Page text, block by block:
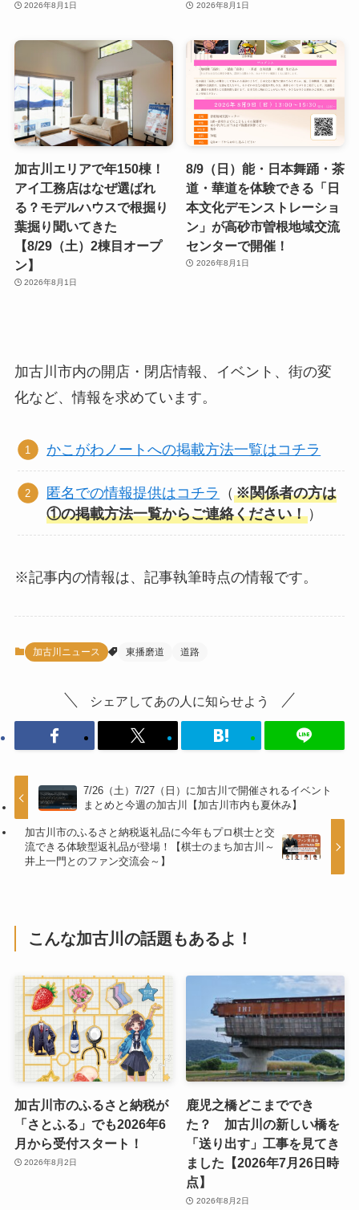
2026年8月1日 2026年8月1日
加古川エリアで年150棟！
アイ工務店はなぜ選ばれ
る？モデルハウスで根掘り
葉掘り聞いてきた
【8/29（土）2棟目オープ
ン】
2026年8月1日
8/9（日）能・日本舞踊・茶
道・華道を体験できる「日
本文化デモンストレーショ
ン」が高砂市曽根地域交流
センターで開催！
2026年8月1日
加古川市内の開店・閉店情報、イベント、街の変
化など、情報を求めています。
かこがわノートへの掲載方法一覧はコチラ
匿名での情報提供はコチラ （※関係者の方は
①の掲載方法一覧からご連絡ください！ ）
※記事内の情報は、記事執筆時点の情報です。
加古川ニュース 東播磨道 道路
シェアしてあの人に知らせよう
7/26（土）7/27（日）に加古川で開催されるイベント
まとめと今週の加古川【加古川市内も夏休み】
加古川市のふるさと納税返礼品に今年もプロ棋士と交
流できる体験型返礼品が登場！【棋士のまち加古川～
井上一門とのファン交流会～】
こんな加古川の話題もあるよ！
加古川市のふるさと納税が
「さとふる」でも2026年6
月から受付スタート！
2026年8月2日
鹿児之橋どこまででき
た？ 加古川の新しい橋を
「送り出す」工事を見てき
ました【2026年7月26日時
点】
2026年8月2日